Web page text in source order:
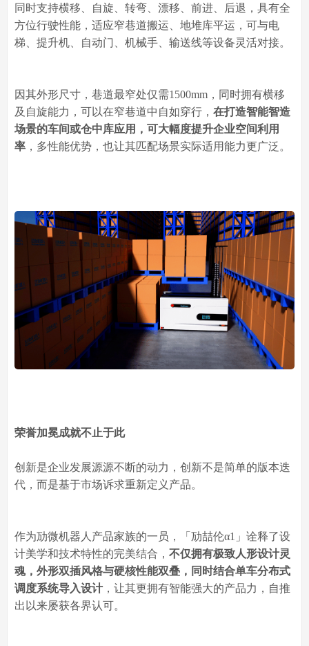
同时支持横移、自旋、转弯、漂移、前进、后退，具有全
方位行驶性能，适应窄巷道搬运、地堆库平运，可与电
梯、提升机、自动门、机械手、输送线等设备灵活对接。
因其外形尺寸，巷道最窄处仅需1500mm，同时拥有横移
及自旋能力，可以在窄巷道中自如穿行， 在打造智能智造
场景的车间或仓中库应用，可大幅度提升企业空间利用
率 ，多性能优势，也让其匹配场景实际适用能力更广泛。
荣誉加冕成就不止于此
创新是企业发展源源不断的动力，创新不是简单的版本迭
代，而是基于市场诉求重新定义产品。
作为劢微机器人产品家族的一员，「劢喆伦α1」诠释了设
计美学和技术特性的完美结合， 不仅拥有极致人形设计灵
魂，外形双插风格与硬核性能双叠，同时结合单车分布式
调度系统导入设计，让其更拥有智能强大的产品力，自推
出以来屡获各界认可。